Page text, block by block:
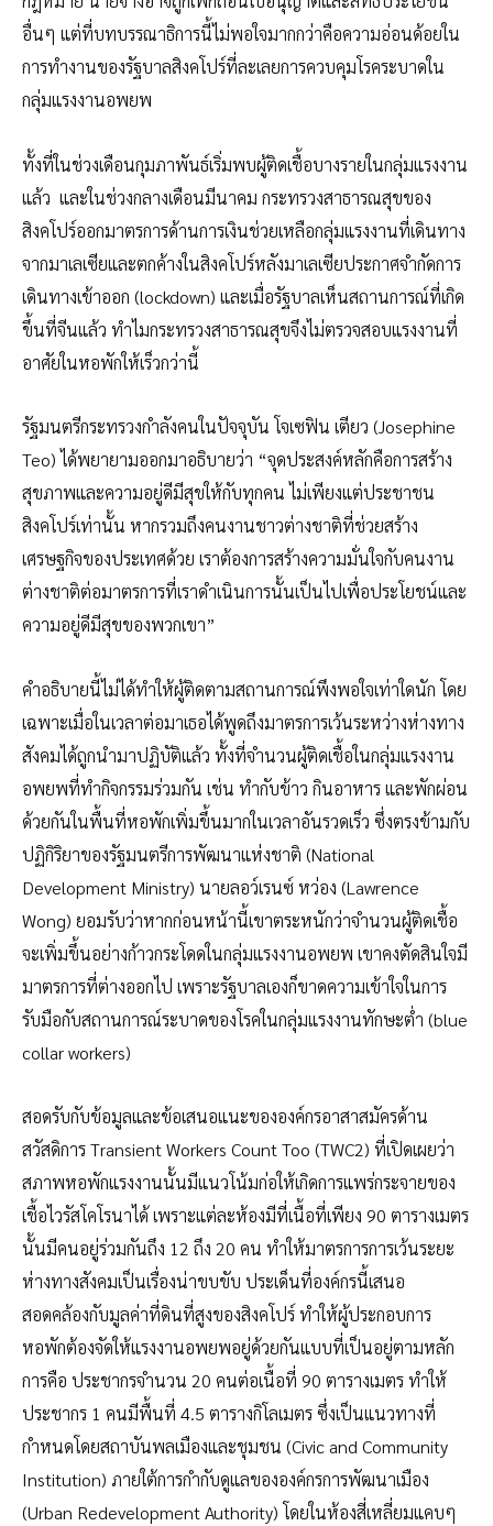
อื่นๆ แต่ที่บทบรรณาธิการนี้ไม่พอใจมากกว่าคือความอ่อนด้อยใน
การทำงานของรัฐบาลสิงคโปร์ที่ละเลยการควบคุมโรคระบาดใน
กลุ่มแรงงานอพยพ
ทั้งที่ในช่วงเดือนกุมภาพันธ์เริ่มพบผู้ติดเชื้อบางรายในกลุ่มแรงงาน
แล้ว และในช่วงกลางเดือนมีนาคม กระทรวงสาธารณสุขของ
สิงคโปร์ออกมาตรการด้านการเงินช่วยเหลือกลุ่มแรงงานที่เดินทาง
จากมาเลเซียและตกค้างในสิงคโปร์หลังมาเลเซียประกาศจำกัดการ
เดินทางเข้าออก (lockdown) และเมื่อรัฐบาลเห็นสถานการณ์ที่เกิด
ขึ้นที่จีนแล้ว ทำไมกระทรวงสาธารณสุขจึงไม่ตรวจสอบแรงงานที่
อาศัยในหอพักให้เร็วกว่านี้
รัฐมนตรีกระทรวงกำลังคนในปัจจุบัน โจเซฟิน เตียว (Josephine
Teo) ได้พยายามออกมาอธิบายว่า “จุดประสงค์หลักคือการสร้าง
สุขภาพและความอยู่ดีมีสุขให้กับทุกคน ไม่เพียงแต่ประชาชน
สิงคโปร์เท่านั้น หากรวมถึงคนงานชาวต่างชาติที่ช่วยสร้าง
เศรษฐกิจของประเทศด้วย เราต้องการสร้างความมั่นใจกับคนงาน
ต่างชาติต่อมาตรการที่เราดำเนินการนั้นเป็นไปเพื่อประโยชน์และ
ความอยู่ดีมีสุขของพวกเขา”
คำอธิบายนี้ไม่ได้ทำให้ผู้ติดตามสถานการณ์พึงพอใจเท่าใดนัก โดย
เฉพาะเมื่อในเวลาต่อมาเธอได้พูดถึงมาตรการเว้นระหว่างห่างทาง
สังคมได้ถูกนำมาปฏิบัติแล้ว ทั้งที่จำนวนผู้ติดเชื้อในกลุ่มแรงงาน
อพยพที่ทำกิจกรรมร่วมกัน เช่น ทำกับข้าว กินอาหาร และพักผ่อน
ด้วยกันในพื้นที่หอพักเพิ่มขึ้นมากในเวลาอันรวดเร็ว ซึ่งตรงข้ามกับ
ปฏิกิริยาของรัฐมนตรีการพัฒนาแห่งชาติ (National
Development Ministry) นายลอว์เรนซ์ หว่อง (Lawrence
Wong) ยอมรับว่าหากก่อนหน้านี้เขาตระหนักว่าจำนวนผู้ติดเชื้อ
จะเพิ่มขึ้นอย่างก้าวกระโดดในกลุ่มแรงงานอพยพ เขาคงตัดสินใจมี
มาตรการที่ต่างออกไป เพราะรัฐบาลเองก็ขาดความเข้าใจในการ
รับมือกับสถานการณ์ระบาดของโรคในกลุ่มแรงงานทักษะต่ำ (blue
collar workers)
สอดรับกับข้อมูลและข้อเสนอแนะขององค์กรอาสาสมัครด้าน
สวัสดิการ Transient Workers Count Too (TWC2) ที่เปิดเผยว่า
สภาพหอพักแรงงานนั้นมีแนวโน้มก่อให้เกิดการแพร่กระจายของ
เชื้อไวรัสโคโรนาได้ เพราะแต่ละห้องมีที่เนื้อที่เพียง 90 ตารางเมตร
นั้นมีคนอยู่ร่วมกันถึง 12 ถึง 20 คน ทำให้มาตรการการเว้นระยะ
ห่างทางสังคมเป็นเรื่องน่าขบขับ ประเด็นที่องค์กรนี้เสนอ
สอดคล้องกับมูลค่าที่ดินที่สูงของสิงคโปร์ ทำให้ผู้ประกอบการ
หอพักต้องจัดให้แรงงานอพยพอยู่ด้วยกันแบบที่เป็นอยู่ตามหลัก
การคือ ประชากรจำนวน 20 คนต่อเนื้อที่ 90 ตารางเมตร ทำให้
ประชากร 1 คนมีพื้นที่ 4.5 ตารางกิโลเมตร ซึ่งเป็นแนวทางที่
กำหนดโดยสถาบันพลเมืองและชุมชน (Civic and Community
Institution) ภายใต้การกำกับดูแลขององค์กรการพัฒนาเมือง
(Urban Redevelopment Authority) โดยในห้องสี่เหลี่ยมแคบๆ